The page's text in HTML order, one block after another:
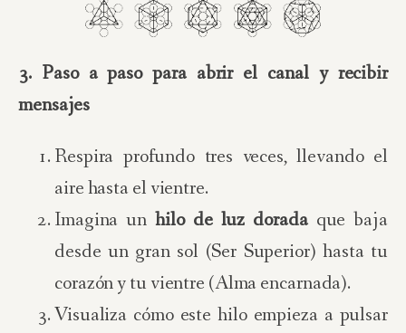
3. Paso a paso para abrir el canal y recibir
mensajes
Respira profundo tres veces, llevando el
aire hasta el vientre.
Imagina unhilo de luz doradaque baja
desde un gran sol (Ser Superior) hasta tu
corazón y tu vientre (Alma encarnada).
Visualiza cómo este hilo empieza a pulsar